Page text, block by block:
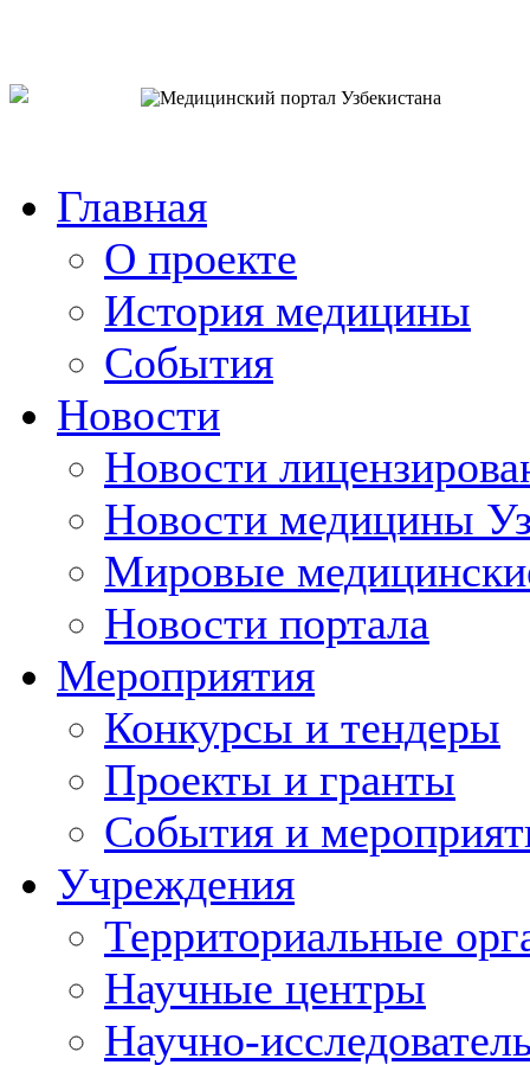
Главная
О проекте
История медицины
События
Новости
Новости
Новости медицины
Мировые
Новости портала
Мероприятия
Конкурсы и тендеры
Проекты и гранты
События и
Учреждения
Территориальные
Научные центры
Научно-